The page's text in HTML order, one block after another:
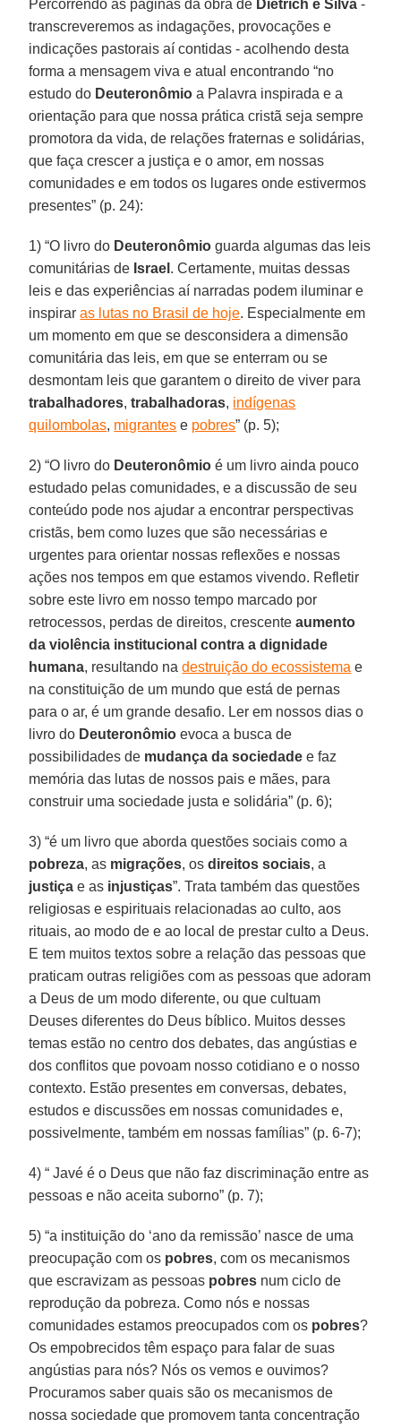
Percorrendo as páginas da obra de Dietrich e Silva -
transcreveremos as indagações, provocações e
indicações pastorais aí contidas - acolhendo desta
forma a mensagem viva e atual encontrando “no
estudo do Deuteronômio a Palavra inspirada e a
orientação para que nossa prática cristã seja sempre
promotora da vida, de relações fraternas e solidárias,
que faça crescer a justiça e o amor, em nossas
comunidades e em todos os lugares onde estivermos
presentes” (p. 24):
1) “O livro do Deuteronômio guarda algumas das leis
comunitárias de Israel . Certamente, muitas dessas
leis e das experiências aí narradas podem iluminar e
inspiraras lutas no Brasil de hoje. Especialmente em
um momento em que se desconsidera a dimensão
comunitária das leis, em que se enterram ou se
desmontam leis que garantem o direito de viver para
trabalhadores,trabalhadoras, indígenas
quilombolas, migrantes e pobres” (p. 5);
2) “O livro do Deuteronômio é um livro ainda pouco
estudado pelas comunidades, e a discussão de seu
conteúdo pode nos ajudar a encontrar perspectivas
cristãs, bem como luzes que são necessárias e
urgentes para orientar nossas reflexões e nossas
ações nos tempos em que estamos vivendo. Refletir
sobre este livro em nosso tempo marcado por
retrocessos, perdas de direitos, crescente aumento
da violência institucional contra a dignidade
humana, resultando na destruição do ecossistema e
na constituição de um mundo que está de pernas
para o ar, é um grande desafio. Ler em nossos dias o
livro do Deuteronômio evoca a busca de
possibilidades de mudança da sociedade e faz
memória das lutas de nossos pais e mães, para
construir uma sociedade justa e solidária” (p. 6);
3) “é um livro que aborda questões sociais como a
pobreza, as migrações, osdireitos sociais, a
justiça e as injustiças”. Trata também das questões
religiosas e espirituais relacionadas ao culto, aos
rituais, ao modo de e ao local de prestar culto a Deus.
E tem muitos textos sobre a relação das pessoas que
praticam outras religiões com as pessoas que adoram
a Deus de um modo diferente, ou que cultuam
Deuses diferentes do Deus bíblico. Muitos desses
temas estão no centro dos debates, das angústias e
dos conflitos que povoam nosso cotidiano e o nosso
contexto. Estão presentes em conversas, debates,
estudos e discussões em nossas comunidades e,
possivelmente, também em nossas famílias” (p. 6-7);
4) “ Javé é o Deus que não faz discriminação entre as
pessoas e não aceita suborno” (p. 7);
5) “a instituição do ‘ano da remissão’ nasce de uma
preocupação com os pobres, com os mecanismos
que escravizam as pessoas pobres num ciclo de
reprodução da pobreza. Como nós e nossas
comunidades estamos preocupados com os pobres?
Os empobrecidos têm espaço para falar de suas
angústias para nós? Nós os vemos e ouvimos?
Procuramos saber quais são os mecanismos de
nossa sociedade que promovem tanta concentração